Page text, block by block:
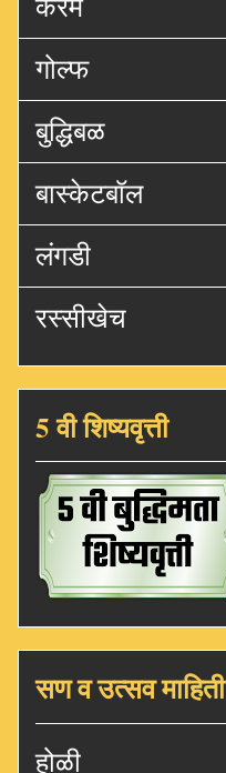
कॅरम
गोल्फ
बुद्धिबळ
बास्केटबॉल
लंगडी
रस्सीखेच
5 वी शिष्यवृत्ती
सण व उत्सव माहिती
होळी